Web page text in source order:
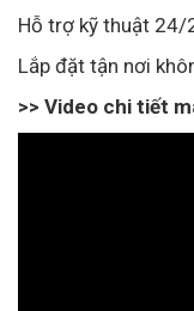
Hỗ trợ kỹ thuật 24/
Lắp đặt tận nơi
>> Video chi tiết